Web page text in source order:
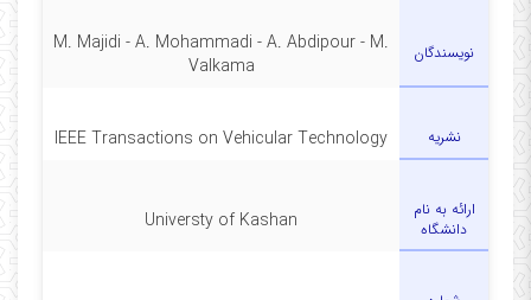
نویسندگان
M. Majidi - A. Mohammadi - A. Abdipour - M.
Valkama
نشریه IEEE Transactions on Vehicular Technology
ارائه به نام
دانشگاه
Universty of Kashan